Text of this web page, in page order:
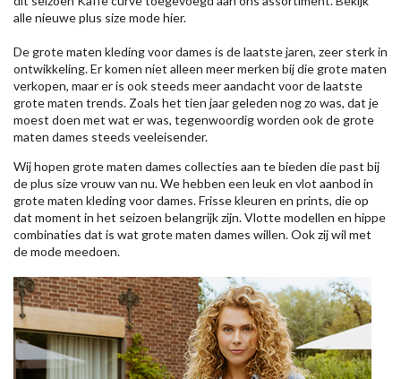
alle nieuweplus size modehier.
De grote maten kleding voor dames is de laatste jaren, zeer sterk in
ontwikkeling. Er komen niet alleen meer merken bij die grote maten
verkopen, maar er is ook steeds meer aandacht voor de laatste
grote maten trends. Zoals het tien jaar geleden nog zo was, dat je
moest doen met wat er was, tegenwoordig worden ook de grote
maten dames steeds veeleisender.
Wij hopen grote maten dames collecties aan te bieden die past bij
de plus size vrouw van nu. We hebben een leuk en vlot aanbod in
grote maten kleding voor dames. Frisse kleuren en prints, die op
dat moment in het seizoen belangrijk zijn. Vlotte modellen en hippe
combinaties dat is wat grote maten dames willen. Ook zij wil met
de mode meedoen.